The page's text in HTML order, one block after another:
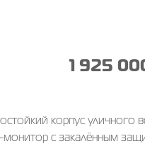
1 925
корпус уличного
с закалённым